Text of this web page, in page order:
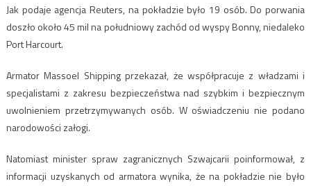
Jak podaje agencja Reuters, na pokładzie było 19 osób. Do porwania
doszło około 45 mil na południowy zachód od wyspy Bonny, niedaleko
Port Harcourt.
Armator Massoel Shipping przekazał, że współpracuje z władzami i
specjalistami z zakresu bezpieczeństwa nad szybkim i bezpiecznym
uwolnieniem przetrzymywanych osób. W oświadczeniu nie podano
narodowości załogi.
Natomiast minister spraw zagranicznych Szwajcarii poinformował, z
informacji uzyskanych od armatora wynika, że na pokładzie nie było